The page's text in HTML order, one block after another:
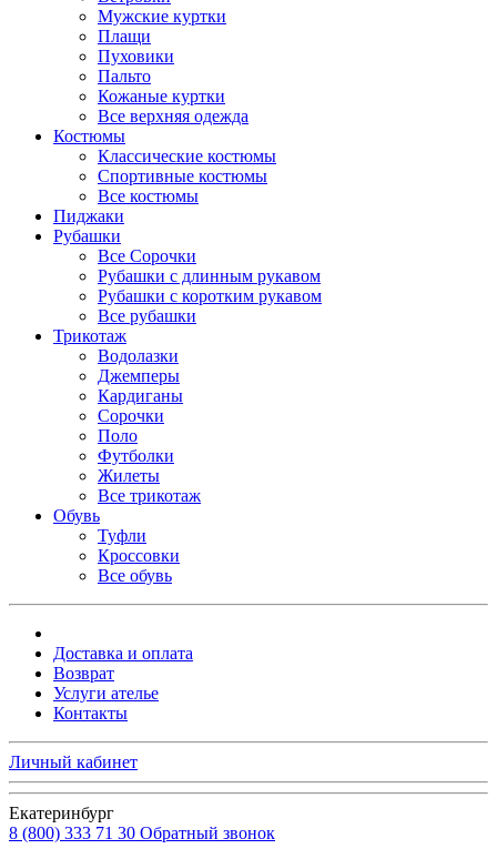
Мужские куртки
Плащи
Пуховики
Пальто
Кожаные куртки
Все верхняя одежда
Костюмы
Классические костюмы
Спортивные костюмы
Все костюмы
Пиджаки
Рубашки
Все Сорочки
Рубашки с длинным рукавом
Рубашки с коротким рукавом
Все рубашки
Трикотаж
Водолазки
Джемперы
Кардиганы
Сорочки
Поло
Футболки
Жилеты
Все трикотаж
Обувь
Туфли
Кроссовки
Все обувь
Доставка и оплата
Возврат
Услуги ателье
Контакты
Личный кабинет
Екатеринбург
8 (800) 333 71 30 Обратный звонок